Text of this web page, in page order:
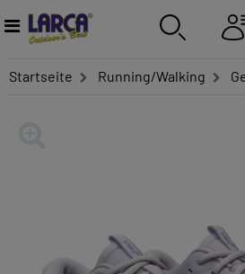
Startseite Running/Walking